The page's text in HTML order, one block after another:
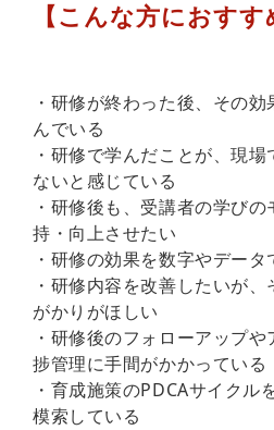
【こんな方におすす
・研修が終わった後、その
んでいる
・研修で学んだことが、現
ないと感じている
・研修後も、受講者の学び
持・向上させたい
・研修の効果を数字やデー
・研修内容を改善したいが
がかりがほしい
・研修後のフォローアップ
捗管理に手間がかかっている
・育成施策のPDCAサイクル
模索している